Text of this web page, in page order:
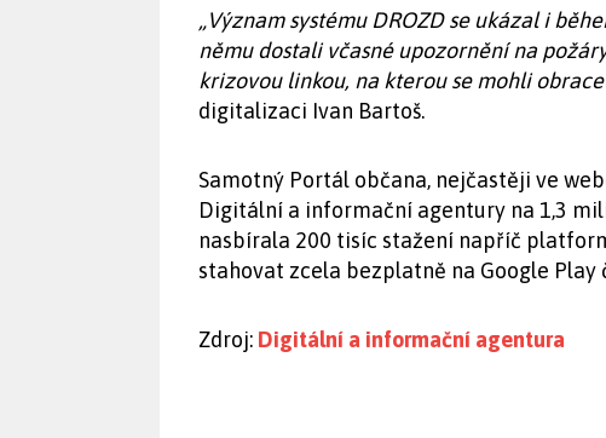
„Význam systému DROZD se ukázal i
němu dostali včasné upozornění na
krizovou linkou, na kterou se mohli
digitalizaci Ivan Bartoš.
Samotný Portál občana, nejčastěji ve
Digitální a informační agentury na 1,3
nasbírala 200 tisíc stažení napříč
stahovat zcela bezplatně na Google Play
Zdroj: Digitální a informační agentura